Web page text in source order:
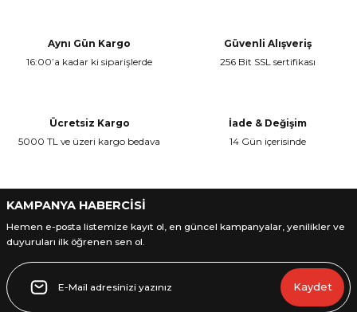
Ürün bilgilerinde hatalar bulunuyor.
Aynı Gün Kargo
16:00’a kadar ki siparişlerde
Güvenli Alışveriş
256 Bit SSL sertifikası
Ücretsiz Kargo
5000 TL ve üzeri kargo bedava
İade & Değişim
14 Gün içerisinde
KAMPANYA HABERCİSİ
Hemen e-posta listemize kayıt ol, en güncel kampanyalar, yenilikler ve
duyuruları ilk öğrenen sen ol.
Kaydet